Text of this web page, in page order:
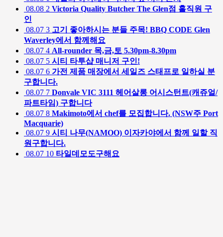
08.08 2 Victoria Quality Butcher The Glen점 홀직원 구
인
08.07 3 고기 좋아하시는 분들 주목! BBQ CODE Glen
Waverley에서 함께해요
08.07 4 All-rounder 목,금,토 5.30pm-8.30pm
08.07 5 시티 타투샵 매니저 구인!
08.07 6 가전 제품 매장에서 세일즈 스태프로 일하실 분
구합니다.
08.07 7 Donvale VIC 3111 헤어살롱 어시스턴트(캐쥬얼/
파트타임) 구합니다
08.07 8 Makimoto에서 chef를 모집합니다. (NSW주 Port
Macquarie)
08.07 9 시티 나무(NAMOO) 이자카야에서 함께 일할 직
원구합니다.
08.07 10 타일데모도구해요